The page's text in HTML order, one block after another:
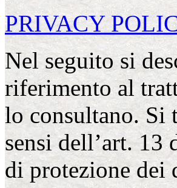
PRIVACY
Nel seguito si
riferimento al
lo consultano. Si
sensi dell’art. 13
di protezione dei